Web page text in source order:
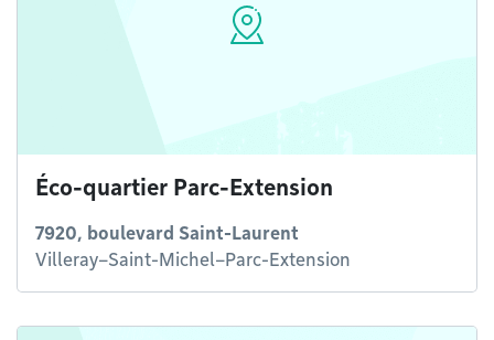
Éco-quartier Parc-Extension
7920, boulevard Saint-Laurent
Villeray–Saint-Michel–Parc-Extension